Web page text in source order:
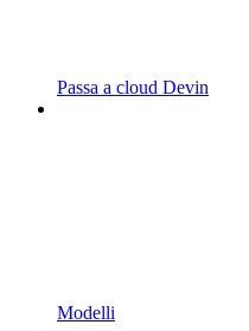
Passa a cloud Devin
Modelli